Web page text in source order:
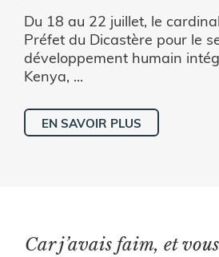
Du 18 au 22 juillet, le
Préfet du Dicastère pour le
développement humain
Kenya, ...
EN SAVOIR PLUS
Car j’avais faim, et